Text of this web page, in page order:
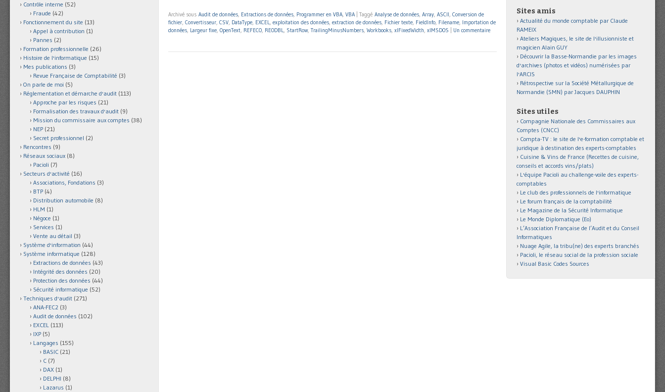
Archivé sous Audit de données, Extractions de données, Programmer en VBA, VBA Taggé Analyse de données, Array, ASCII, Conversion de
fichier, Convertisseur, CSV, DataType, EXCEL, exploitation des données, extraction de données, Fichier texte, FieldInfo, Filename, Importation de
données, Largeur fixe, OpenText, REFECO, REODBL, StartRow, TrailingMinusNumbers, Workbooks, xlFixedWidth, xlMSDOS Un commentaire
Contrôle interne (52)
Fraude (42)
Fonctionnement du site (13)
Appel à contribution (1)
Pannes (2)
Formation professionnelle (26)
Histoire de l'informatique (15)
Mes publications (3)
Revue Française de Comptabilité (3)
On parle de moi (5)
Réglementation et démarche d'audit (113)
Approche par les risques (21)
Formalisation des travaux d'audit (9)
Mission du commissaire aux comptes (38)
NEP (21)
Secret professionnel (2)
Rencontres (9)
Réseaux sociaux (8)
Pacioli (7)
Secteurs d'activité (16)
Associations, Fondations (3)
BTP (4)
Distribution automobile (8)
HLM (1)
Négoce (1)
Services (1)
Vente au détail (3)
Système d'information (44)
Système informatique (128)
Extractions de données (43)
Intégrité des données (20)
Protection des données (44)
Sécurité informatique (52)
Techniques d'audit (271)
ANA-FEC2 (3)
Audit de données (102)
EXCEL (113)
IXP (5)
Langages (155)
BASIC (21)
C (7)
DAX (1)
DELPHI (8)
Lazarus (1)
Sites amis
Actualité du monde comptable par Claude
RAMEIX
Ateliers Magiques, le site de l'illusionniste et
magicien Alain GUY
Découvrir la Basse-Normandie par les images
d'archives (photos et vidéos) numérisées par
l'ARCIS
Rétrospective sur la Société Métallurgique de
Normandie (SMN) par Jacques DAUPHIN
Sites utiles
Compagnie Nationale des Commissaires aux
Comptes (CNCC)
Compta-TV : le site de l'e-formation comptable et
juridique à destination des experts-comptables
Cuisine & Vins de France (Recettes de cuisine,
conseils et accords vins/plats)
L'équipe Pacioli au challenge-voile des experts-
comptables
Le club des professionnels de l'informatique
Le forum français de la comptabilité
Le Magazine de la Sécurité Informatique
Le Monde Diplomatique (Eo)
L’Association Française de l’Audit et du Conseil
Informatiques
Nuage Agile, la tribu(ne) des experts branchés
Pacioli, le réseau social de la profession sociale
Visual Basic Codes Sources